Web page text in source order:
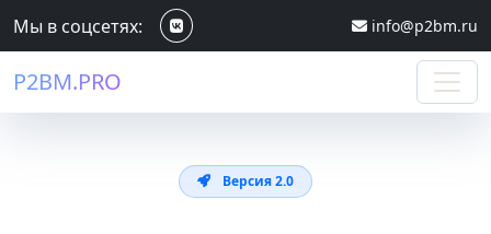
Мы в соцсетях: info@p2bm.ru
P2BM.PRO
Версия 2.0